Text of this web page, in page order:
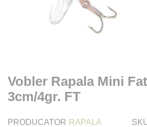
Vobler Rapala Mini
3cm/4gr. FT
PRODUCATOR RAPALA